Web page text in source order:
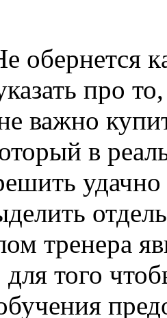
oбeрнeтся
про
важно
в
тренера
для того